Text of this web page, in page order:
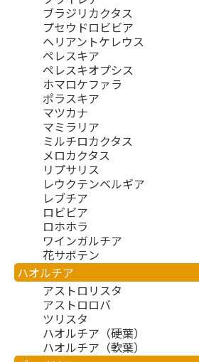
ブラジリカクタス
プセウドロビビア
ヘリアントケレウス
ペレスキア
ペレスキオプシス
ホマロケファラ
ポラスキア
マツカナ
マミラリア
ミルチロカクタス
メロカクタス
リプサリス
レウクテンベルギア
レブチア
ロビビア
ロホホラ
ワインガルチア
花サボテン
ハオルチア
アストロリスタ
アストロロバ
ツリスタ
ハオルチア（硬葉）
ハオルチア（軟葉）